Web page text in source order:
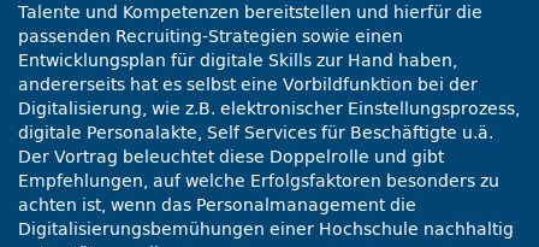
Talente und Kompetenzen bereitstellen und hierfür die
passenden Recruiting-Strategien sowie einen
Entwicklungsplan für digitale Skills zur Hand haben,
andererseits hat es selbst eine Vorbildfunktion bei der
Digitalisierung, wie z.B. elektronischer Einstellungsprozess,
digitale Personalakte, Self Services für Beschäftigte u.ä.
Der Vortrag beleuchtet diese Doppelrolle und gibt
Empfehlungen, auf welche Erfolgsfaktoren besonders zu
achten ist, wenn das Personalmanagement die
Digitalisierungsbemühungen einer Hochschule nachhaltig